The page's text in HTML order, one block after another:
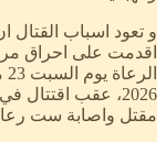
و تعود اسباب
اقدمت على احراق
2026، عقب
مقتل واصابة ست